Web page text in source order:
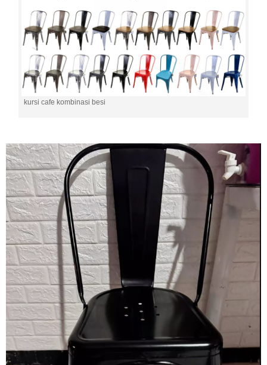
kursi cafe kombinasi besi